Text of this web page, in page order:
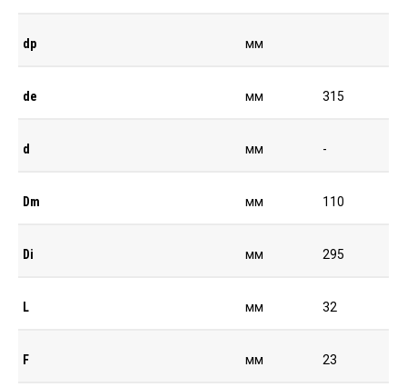
dp мм
de мм 315
d мм -
Dm мм 110
Di мм 295
L мм 32
F мм 23